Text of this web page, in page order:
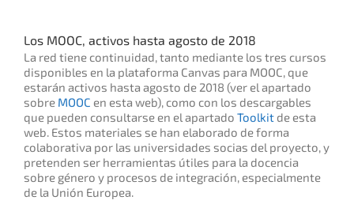
Los MOOC, activos hasta agosto de 2018
La red tiene continuidad, tanto mediante los tres cursos
disponibles en la plataforma Canvas para MOOC, que
estarán activos hasta agosto de 2018 (ver el apartado
sobre MOOC en esta web), como con los descargables
que pueden consultarse en el apartado Toolkit de esta
web. Estos materiales se han elaborado de forma
colaborativa por las universidades socias del proyecto, y
pretenden ser herramientas útiles para la docencia
sobre género y procesos de integración, especialmente
de la Unión Europea.